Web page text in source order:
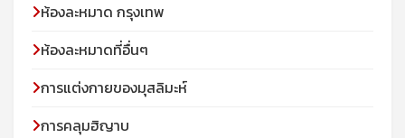
ห้องละหมาด กรุงเทพ
ห้องละหมาดที่อื่นๆ
การแต่งกายของมุสลิมะห์
การคลุมฮิญาบ